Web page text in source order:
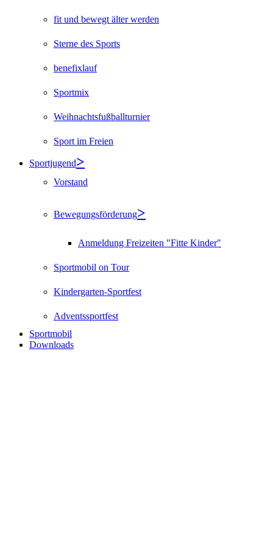
fit und bewegt älter werden
Sterne des Sports
benefixlauf
Sportmix
Weihnachtsfußballturnier
Sport im Freien
Sportjugend
Vorstand
Bewegungsförderung
Anmeldung Freizeiten "Fitte Kinder"
Sportmobil on Tour
Kindergarten-Sportfest
Adventssportfest
Sportmobil
Downloads